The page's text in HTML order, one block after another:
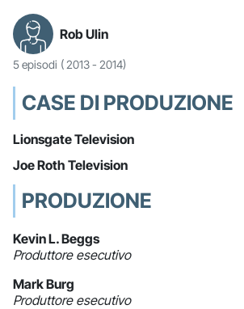
Rob Ulin
5 episodi ( 2013 - 2014)
CASE DI PRODUZIONE
Lionsgate Television
Joe Roth Television
PRODUZIONE
Kevin L. Beggs
Produttore esecutivo
Mark Burg
Produttore esecutivo